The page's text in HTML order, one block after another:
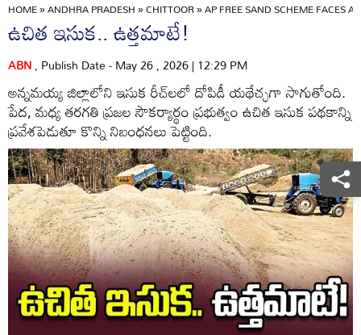
HOME»ANDHRA PRADESH»CHITTOOR»AP FREE SAND SCHEME FACES
ఉచిత ఇసుక.. ఉత్తమాటే!
ABN, Publish Date - May 26 , 2026 | 12:29 PM
అన్నమయ్య జిల్లాలోని ఇసుక రీచ్‌లలో దోపిడీ యథేచ్ఛగా సాగుతోంది.
పేద, మధ్య తరగతి ప్రజల సౌకర్యార్థం ప్రభుత్వం ఉచిత ఇసుక పథకాన్ని
ప్రవేశపెడుతూ కొన్ని నిబంధనలు పెట్టింది.